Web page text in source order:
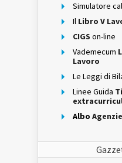
Simulatore
Il Libro V
CIGS on-line
Vademecum
Lavoro
Le Leggi di
Linee Guida
Albo